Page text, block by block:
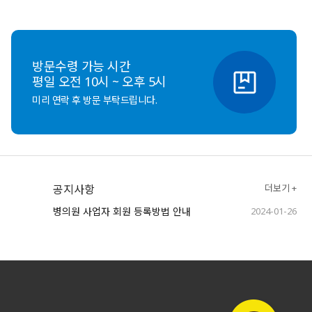
방문수령 가능 시간
평일 오전 10시 ~ 오후 5시
미리 연락 후 방문 부탁드립니다.
공지사항 더보기 +
병의원 사업자 회원 등록방법 안내 2024-01-26